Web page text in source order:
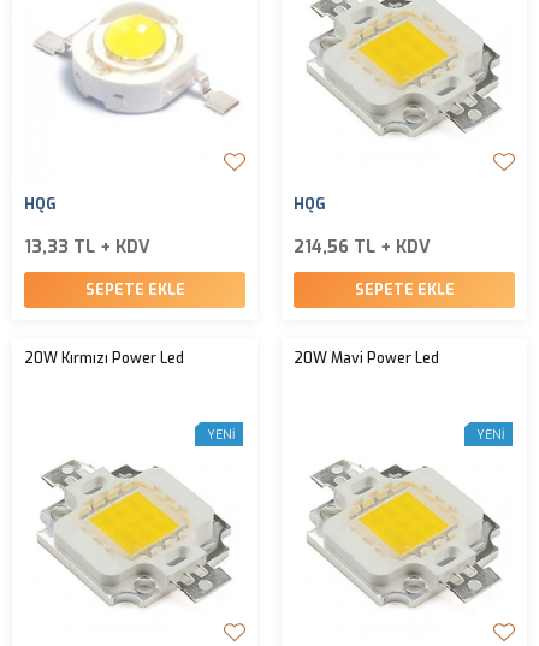
HQG
13,33 TL + KDV
SEPETE EKLE
HQG
214,56 TL + KDV
SEPETE EKLE
20W Kırmızı Power Led
YENI
20W Mavi Power Led
YENI